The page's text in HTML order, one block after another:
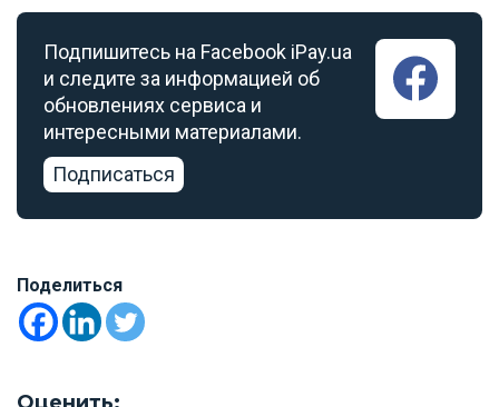
Подпишитесь на Facebook iPay.ua
и следите за информацией об
обновлениях сервиса и
интересными материалами.
Подписаться
Поделиться